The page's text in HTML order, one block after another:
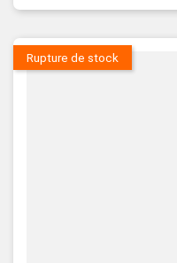
Rupture de stock